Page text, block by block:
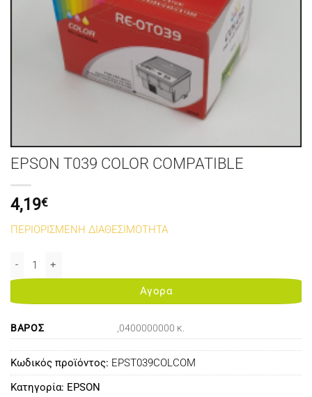
EPSON T039 COLOR COMPATIBLE
4,19€
ΠΕΡΙΟΡΙΣΜΕΝΗ ΔΙΑΘΕΣΙΜΟΤΗΤΑ
EPSON T039 COLOR COMPATIBLE ποσότητα
Αγορα
ΒΆΡΟΣ ,0400000000 κ.
Κωδικός προϊόντος: EPST039COLCOM
Κατηγορία: EPSON